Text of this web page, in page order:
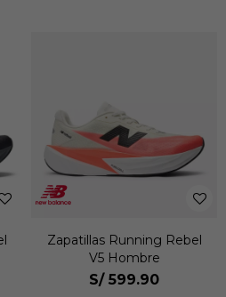
Zapatillas Running Rebel
V5 Hombre
S/ 599.90